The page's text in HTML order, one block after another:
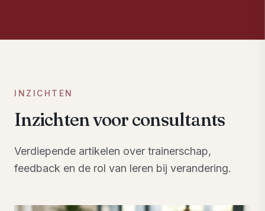
INZICHTEN
Inzichten voor consultants
Verdiepende artikelen over trainerschap,
feedback en de rol van leren bij verandering.